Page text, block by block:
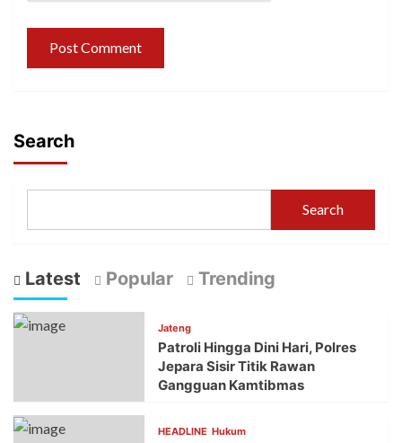
Search
Search
Latest Popular Trending
Jateng
Patroli Hingga Dini Hari, Polres
Jepara Sisir Titik Rawan
Gangguan Kamtibmas
HEADLINE Hukum